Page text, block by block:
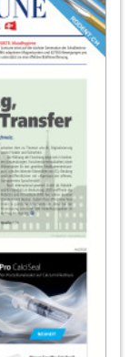
gefertigt